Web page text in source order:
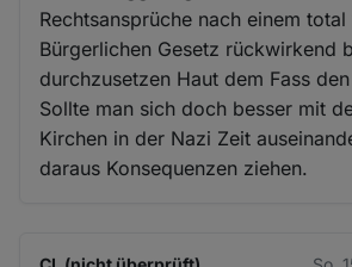
Rechtsansprüche nach einem
Bürgerlichen Gesetz rückwirkend
durchzusetzen Haut dem Fass
Sollte man sich doch besser mit
Kirchen in der Nazi Zeit
daraus Konsequenzen ziehen.